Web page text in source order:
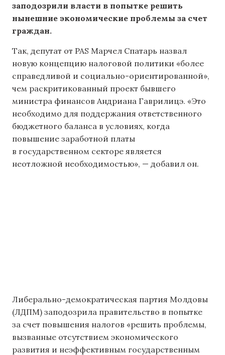
заподозрили власти в попытке решить
нынешние экономические проблемы за счет
граждан.
Так, депутат от PAS Марчел Спатарь назвал
новую концепцию налоговой политики «более
справедливой и социально-ориентированной»,
чем раскритикованный проект бывшего
министра финансов Андриана Гаврилицэ. «Это
необходимо для поддержания ответственного
бюджетного баланса в условиях, когда
повышение заработной платы
в государственном секторе является
неотложной необходимостью», — добавил он.
Либерально-демократическая партия Молдовы
(ЛДПМ) заподозрила правительство в попытке
за счет повышения налогов «решить проблемы,
вызванные отсутствием экономического
развития и неэффективным государственным